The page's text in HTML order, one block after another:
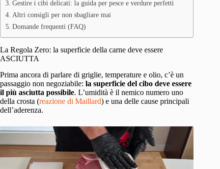
Gestire i cibi delicati: la guida per pesce e verdure perfetti
Altri consigli per non sbagliare mai
Domande frequenti (FAQ)
La Regola Zero: la superficie della carne deve essere
ASCIUTTA
Prima ancora di parlare di griglie, temperature e olio, c’è un
passaggio non negoziabile: la superficie del cibo deve essere
il più asciutta possibile. L’umidità è il nemico numero uno
della crosta (reazione di Maillard) e una delle cause principali
dell’aderenza.